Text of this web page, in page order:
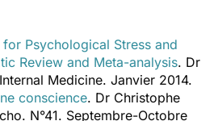
Psychological Stress and
Review and Meta-analysis. Dr
Medicine. Janvier 2014.
conscience. Dr Christophe
N°41. Septembre-Octobre